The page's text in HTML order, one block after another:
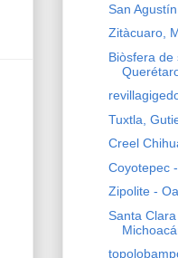
San
Zitàcuaro,
Biòsfera
Tuxtla,
Creel
Coyotepec
Zipolite -
Santa